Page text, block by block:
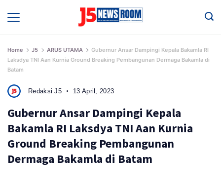
Home J5 ARUS UTAMA
Gubernur Ansar Dampingi Kepala Bakamla RI
Laksdya TNI Aan Kurnia Ground Breaking Pembangunan Dermaga Bakamla di
Batam
Redaksi J5 13 April, 2023
Gubernur Ansar Dampingi Kepala
Bakamla RI Laksdya TNI Aan Kurnia
Ground Breaking Pembangunan
Dermaga Bakamla di Batam